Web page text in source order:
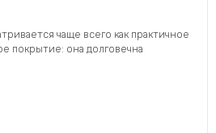
чаще всего как практичное
покрытие: она долговечна